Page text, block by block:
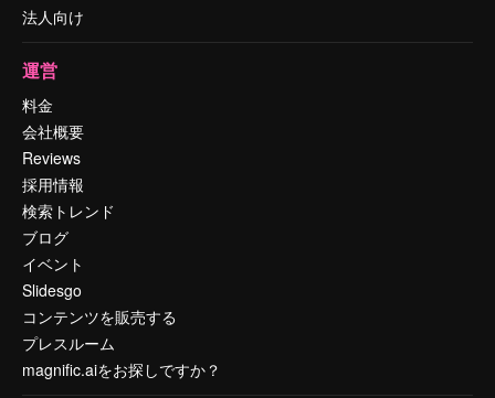
法人向け
運営
料金
会社概要
Reviews
採用情報
検索トレンド
ブログ
イベント
Slidesgo
コンテンツを販売する
プレスルーム
magnific.aiをお探しですか？